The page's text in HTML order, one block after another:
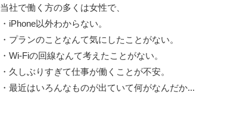
当社で働く方の多くは女性で、
・iPhone以外わからない。
・プランのことなんて気にしたことがない。
・Wi-Fiの回線なんて考えたことがない。
・久しぶりすぎて仕事が働くことが不安。
・最近はいろんなものが出ていて何がなんだか...